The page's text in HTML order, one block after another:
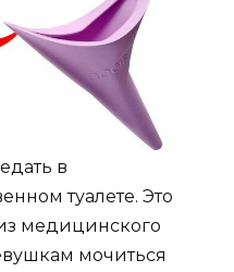
в
туалете. Это
медицинского
мочиться